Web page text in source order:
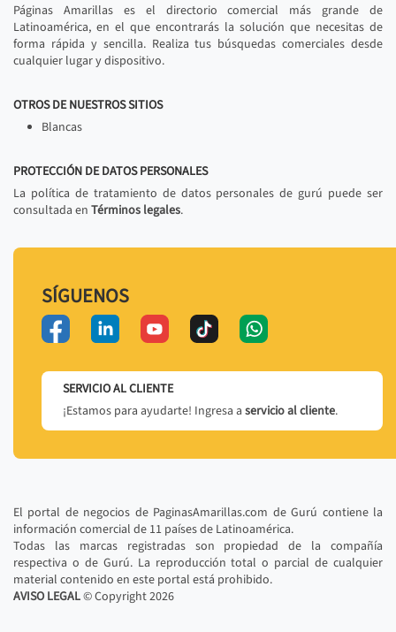
Páginas Amarillas es el directorio comercial más grande de
Latinoamérica, en el que encontrarás la solución que necesitas de
forma rápida y sencilla. Realiza tus búsquedas comerciales desde
cualquier lugar y dispositivo.
OTROS DE NUESTROS SITIOS
Blancas
PROTECCIÓN DE DATOS PERSONALES
La política de tratamiento de datos personales de gurú puede ser
consultada en Términos legales.
SÍGUENOS
SERVICIO AL CLIENTE
¡Estamos para ayudarte! Ingresa a servicio al cliente.
El portal de negocios de PaginasAmarillas.com de Gurú contiene la
información comercial de 11 países de Latinoamérica.
Todas las marcas registradas son propiedad de la compañía
respectiva o de Gurú. La reproducción total o parcial de cualquier
material contenido en este portal está prohibido.
AVISO LEGAL© Copyright2026